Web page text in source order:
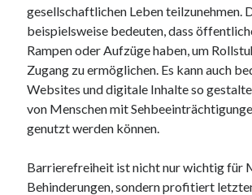
gesellschaftlichen Leben teilzunehmen.
beispielsweise bedeuten, dass
Rampen oder Aufzüge haben, um
Zugang zu ermöglichen. Es kann auch
Websites und digitale Inhalte so
von Menschen mit
genutzt werden können.
Barrierefreiheit ist nicht nur wichtig für
Behinderungen, sondern profitiert